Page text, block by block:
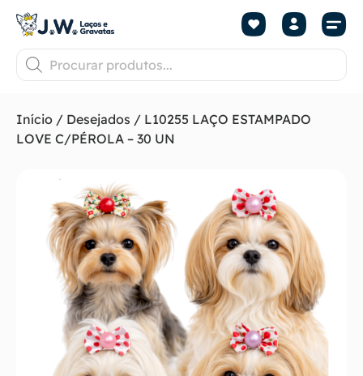
Início / Desejados / L10255 LAÇO ESTAMPADO
LOVE C/PÉROLA – 30 UN